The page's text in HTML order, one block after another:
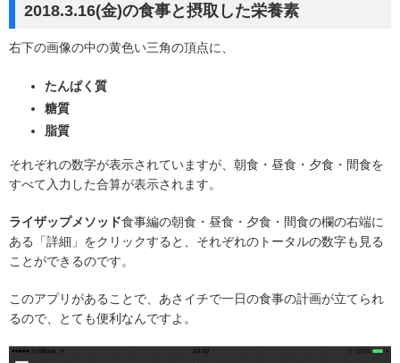
2018.3.16(金)の食事と摂取した栄養素
右下の画像の中の黄色い三角の頂点に、
たんぱく質
糖質
脂質
それぞれの数字が表示されていますが、朝食・昼食・夕食・間食を
すべて入力した合算が表示されます。
ライザップメソッド食事編の朝食・昼食・夕食・間食の欄の右端に
ある「詳細」をクリックすると、それぞれのトータルの数字も見る
ことができるのです。
このアプリがあることで、あさイチで一日の食事の計画が立てられ
るので、とても便利なんですよ。